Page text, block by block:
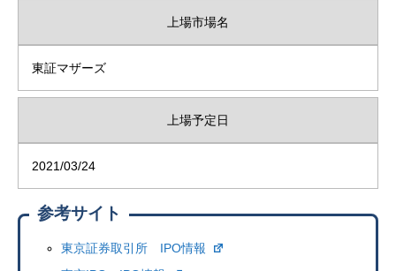
上場市場名
東証マザーズ
上場予定日
2021/03/24
参考サイト
東京証券取引所 IPO情報